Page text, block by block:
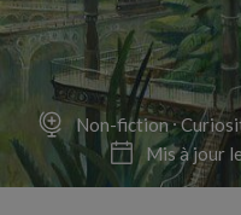
Non-fiction
Mis à jour